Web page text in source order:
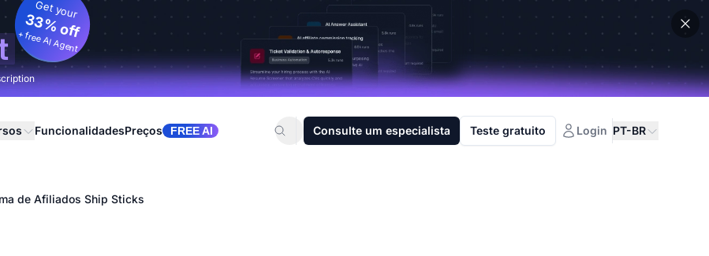
Get your
33% off
+ free AI Agent
FuncionalidadesPreços FREE AI Consulte um especialista Teste gratuito Login PT-BR
de Afiliados Ship Sticks